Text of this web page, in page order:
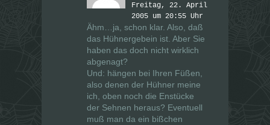
Freitag, 22. April
2005 um 20:55 Uhr
Ähm…ja, schon klar. Also, daß
das Hühnergebein ist. Aber Sie
haben das doch nicht wirklich
abgenagt?
Und: hängen bei Ihren Füßen,
also denen der Hühner meine
ich, oben noch die Enstücke
der Sehnen heraus? Eventuell
muß man da ein bißchen